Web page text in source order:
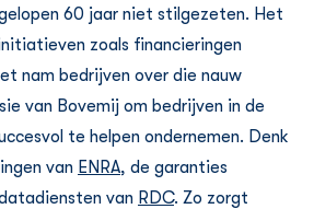
60 jaar niet stilgezeten. Het
zoals financieringen
nam bedrijven over die nauw
van Bovemij om bedrijven in de
te helpen ondernemen. Denk
van ENRA, de garanties
van RDC. Zo zorgt